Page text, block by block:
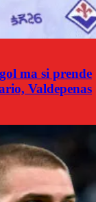
ma si prende
Valdepenas